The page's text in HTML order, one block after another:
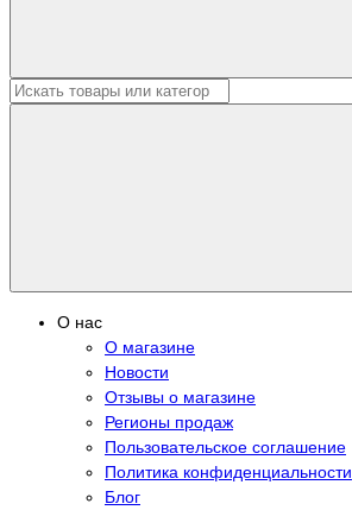
О нас
О магазине
Новости
Отзывы о магазине
Регионы продаж
Пользовательское соглашение
Политика конфиденциальности
Блог